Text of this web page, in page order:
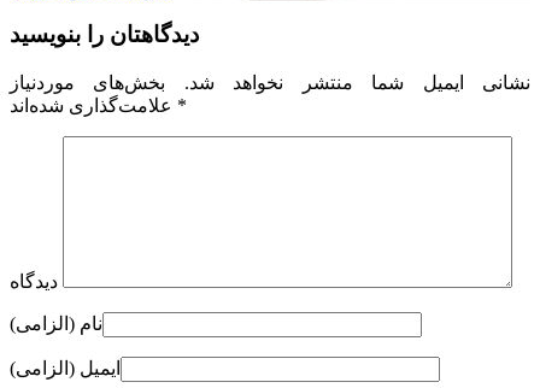
دیدگاهتان را بنویسید
نشانی ایمیل شما منتشر نخواهد شد. بخش‌های موردنیاز
*
دیدگاه
نام (الزامی)
ایمیل (الزامی)